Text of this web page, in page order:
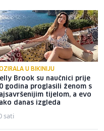
U BIKINIJU
Brook su naučnici prije
godina proglasili ženom s
tijelom, a evo
danas izgleda
sati